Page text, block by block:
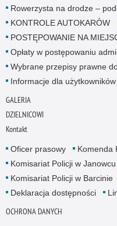
Rowerzysta na drodze –
KONTROLE AUTOKARÓW
POSTĘPOWANIE NA
Opłaty w postępowaniu
Wybrane przepisy prawne
Informacje dla
GALERIA
DZIELNICOWI
Kontakt
Oficer prasowy
Komenda
Komisariat Policji w
Komisariat Policji w Barcinie
Deklaracja dostępności
OCHRONA DANYCH